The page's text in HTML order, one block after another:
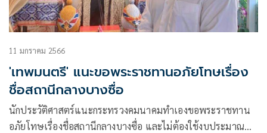
11 มกราคม 2566
'เทพมนตรี' แนะขอพระราชทานอภัยโทษเรื่อง
ชื่อสถานีกลางบางซื่อ
นักประวัติศาสตร์แนะกระทรวงคมนาคมทำเองขอพระราชทาน
อภัยโทษเรื่องชื่อสถานีกลางบางซื่อ และไม่ต้องใช้งบประมาณ